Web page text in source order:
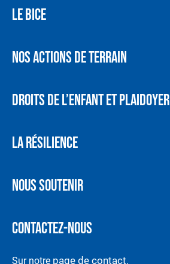
LE BICE
NOS ACTIONS DE TERRAIN
DROITS DE L’ENFANT ET PLAIDOYER
LA RÉSILIENCE
NOUS SOUTENIR
CONTACTEZ-NOUS
Sur notre page de contact,